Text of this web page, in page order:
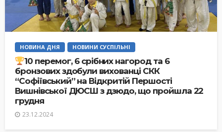
НОВИНА ДНЯ НОВИНИ СУСПІЛЬНІ
10 перемог, 6 срібних нагород та 6
бронзових здобули вихованці СКК
“Софіївський” на Відкритій Першості
Вишнівської ДЮСШ з дзюдо, що пройшла 22
грудня
23.12.2024